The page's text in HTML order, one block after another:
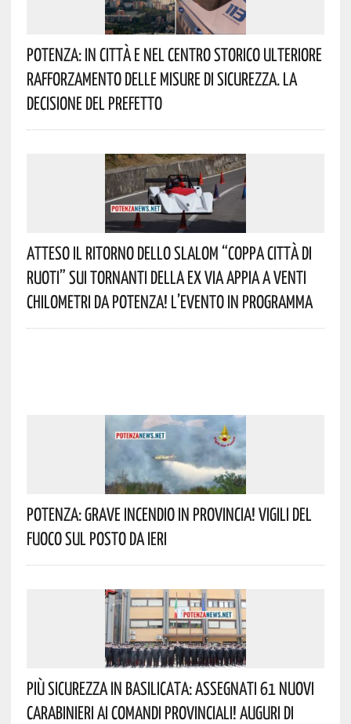
Potenza: In Città E Nel Centro Storico Ulteriore
Rafforzamento Delle Misure Di Sicurezza. La
Decisione Del Prefetto
Atteso Il Ritorno Dello Slalom “Coppa Città Di
Ruoti” Sui Tornanti Della Ex Via Appia A Venti
Chilometri Da Potenza! L’evento In Programma
Potenza: Grave Incendio In Provincia! Vigili Del
Fuoco Sul Posto Da Ieri
Più Sicurezza In Basilicata: Assegnati 61 Nuovi
Carabinieri Ai Comandi Provinciali! Auguri Di